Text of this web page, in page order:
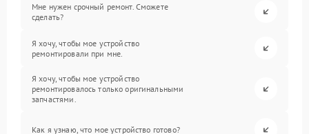
Мне нужен срочный ремонт. Сможете
сделать?
Я хочу, чтобы мое устройство
ремонтировали при мне.
Я хочу, чтобы мое устройство
ремонтировалось только оригинальными
запчастями.
Как я узнаю, что мое устройство готово?